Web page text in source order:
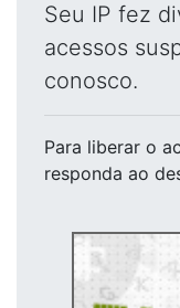
Seu IP fez
acessos
conosco.
Para liberar o
responda ao